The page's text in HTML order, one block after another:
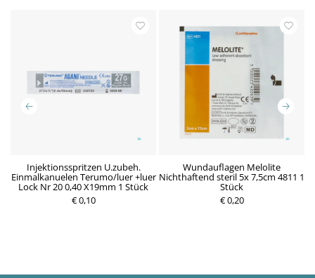
Injektionsspritzen U.zubeh.
Einmalkanuelen Terumo/luer +luer
Lock Nr 20 0,40 X19mm 1 Stück
€ 0,10
Wundauflagen Melolite
Nichthaftend steril 5x 7,5cm 4811 1
Stück
€ 0,20